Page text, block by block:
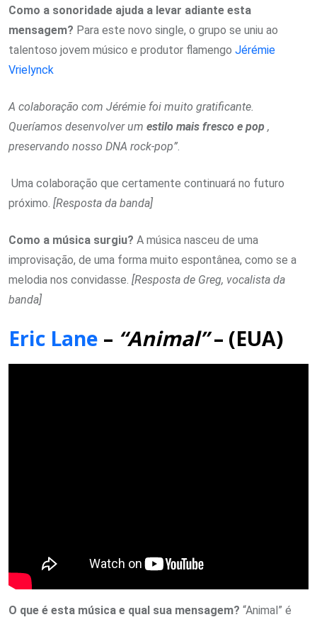
Como a sonoridade ajuda a levar adiante esta
mensagem? Para este novo single, o grupo se uniu ao
talentoso jovem músico e produtor flamengo Jérémie
Vrielynck
A colaboração com Jérémie foi muito gratificante.
Queríamos desenvolver um estilo mais fresco e pop ,
preservando nosso DNA rock-pop”
Uma colaboração que certamente continuará no futuro
próximo. [Resposta da banda]
Como a música surgiu? A música nasceu de uma
improvisação, de uma forma muito espontânea, como se a
melodia nos convidasse. [Resposta de Greg, vocalista da
banda]
Eric Lane – “Animal”– (EUA)
O que é esta música e qual sua mensagem? “Animal” é